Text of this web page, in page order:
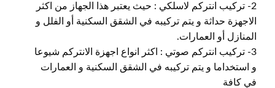
2- تركيب انتركم لاسلكي : حيث يعتبر هذا الجهاز من اكثر
الاجهزة حداثة و يتم تركيبه في الشقق السكنية أو الفلل و
المنازل أو العمارات.
3- تركيب انتركم صوتي : اكثر انواع اجهزة الانتركم شيوعا
و استخداما و يتم تركيبه في الشقق السكنية و العمارات
في كافة